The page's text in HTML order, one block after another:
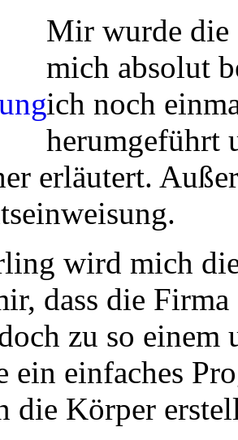
Mir wurde die
mich absolut
ich noch
herumgeführt
erläutert.
wird mich
dass die
zu so
ein einfaches
die Körper